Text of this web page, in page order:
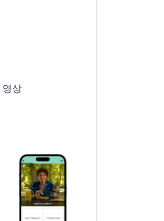
영상